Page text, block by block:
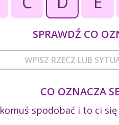
SPRAWDŹ CO
CO OZNACZA
spodobać i to ci